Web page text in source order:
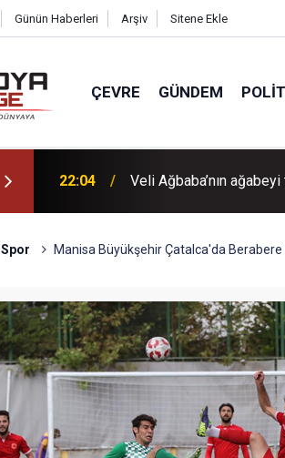
Günün Haberleri Arşiv Sitene Ekle
ÇEVRE GÜNDEM
22:00 Başkan Aydın
Spor Manisa Büyükşehir Çatalca'da Berabere